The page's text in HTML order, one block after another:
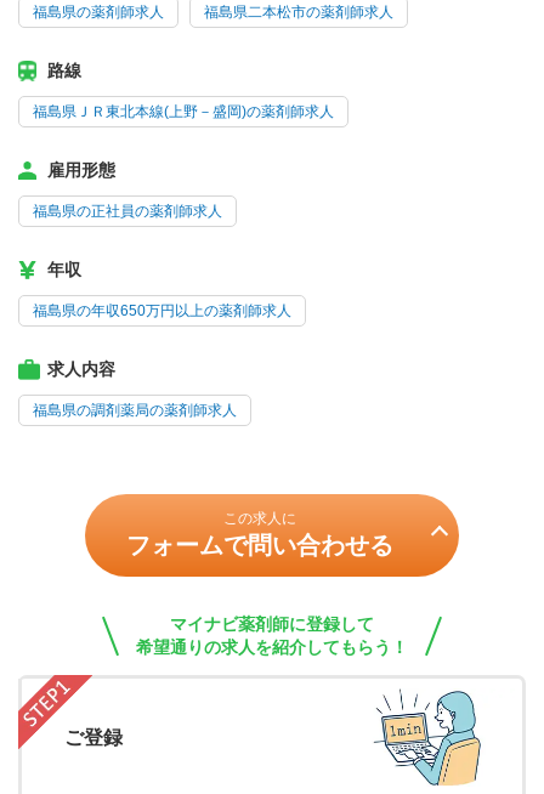
福島県の薬剤師求人 福島県二本松市の薬剤師求人
路線
福島県ＪＲ東北本線(上野－盛岡)の薬剤師求人
雇用形態
福島県の正社員の薬剤師求人
年収
福島県の年収650万円以上の薬剤師求人
求人内容
福島県の調剤薬局の薬剤師求人
この求人に
フォームで問い合わせる
マイナビ薬剤師に登録して
希望通りの求人を紹介してもらう！
ご登録